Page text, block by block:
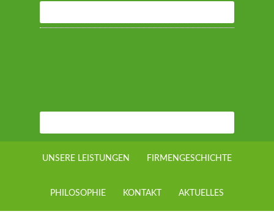
UNSERE LEISTUNGEN FIRMENGESCHICHTE
PHILOSOPHIE KONTAKT AKTUELLES